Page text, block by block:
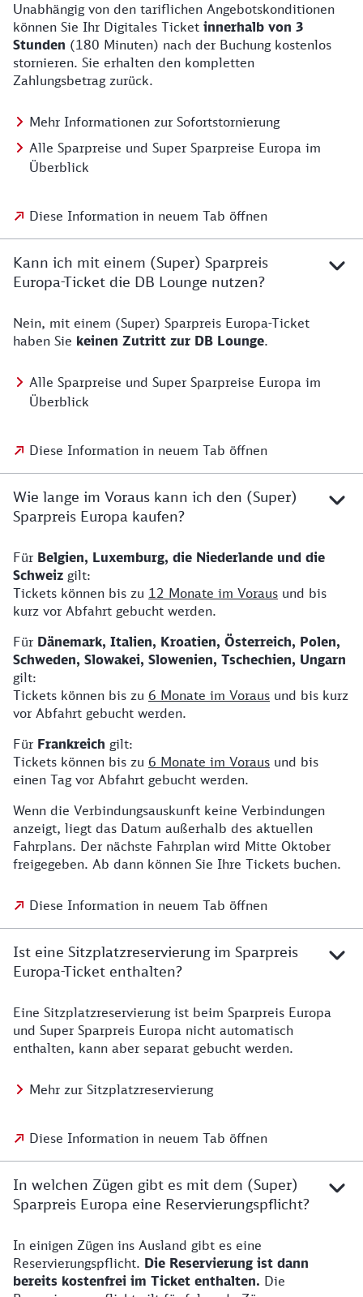
Unabhängig von den tariflichen Angebotskonditionen
können Sie Ihr Digitales Ticket innerhalb von 3
Stunden (180 Minuten) nach der Buchung kostenlos
stornieren. Sie erhalten den kompletten
Zahlungsbetrag zurück.
Mehr Informationen zur Sofortstornierung
Alle Sparpreise und Super Sparpreise Europa im
Überblick
Diese Information in neuem Tab öffnen
Kann ich mit einem (Super) Sparpreis
Europa-Ticket die DB Lounge nutzen?
Nein, mit einem (Super) Sparpreis Europa-Ticket
haben Sie keinen Zutritt zur DB Lounge.
Alle Sparpreise und Super Sparpreise Europa im
Überblick
Diese Information in neuem Tab öffnen
Wie lange im Voraus kann ich den (Super)
Sparpreis Europa kaufen?
Für Belgien, Luxemburg, die Niederlande und die
Schweiz gilt:
Tickets können bis zu 12 Monate im Voraus und bis
kurz vor Abfahrt gebucht werden.
Für Dänemark, Italien, Kroatien, Österreich, Polen,
Schweden, Slowakei, Slowenien, Tschechien, Ungarn
gilt:
Tickets können bis zu 6 Monate im Voraus und bis kurz
vor Abfahrt gebucht werden.
Für Frankreich gilt:
Tickets können bis zu 6 Monate im Voraus und bis
einen Tag vor Abfahrt gebucht werden.
Wenn die Verbindungsauskunft keine Verbindungen
anzeigt, liegt das Datum außerhalb des aktuellen
Fahrplans. Der nächste Fahrplan wird Mitte Oktober
freigegeben. Ab dann können Sie Ihre Tickets buchen.
Diese Information in neuem Tab öffnen
Ist eine Sitzplatzreservierung im Sparpreis
Europa-Ticket enthalten?
Eine Sitzplatzreservierung ist beim Sparpreis Europa
und Super Sparpreis Europa nicht automatisch
enthalten, kann aber separat gebucht werden.
Mehr zur Sitzplatzreservierung
Diese Information in neuem Tab öffnen
In welchen Zügen gibt es mit dem (Super)
Sparpreis Europa eine Reservierungspflicht?
In einigen Zügen ins Ausland gibt es eine
Reservierungspflicht. Die Reservierung ist dann
bereits kostenfrei im Ticket enthalten. Die